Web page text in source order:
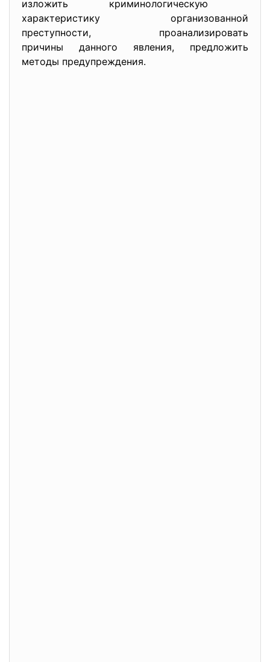
изложить криминологическую
характеристику организованной
преступности, проанализировать
причины данного явления, предложить
методы предупреждения.